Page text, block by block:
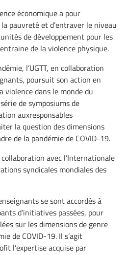
économique a pour
pauvreté et d’entraver le niveau
de développement pour les
de la violence physique.
l’UGTT, en collaboration
poursuit son action en
dans le monde du
de symposiums de
auxresponsables
la question des dimensions
de la pandémie de COVID-19.
avec l’Internationale
syndicales mondiales des
se sont accordés à
d’initiatives passées, pour
sur les dimensions de genre
de COVID-19. Il s’agit
l’expertise acquise par